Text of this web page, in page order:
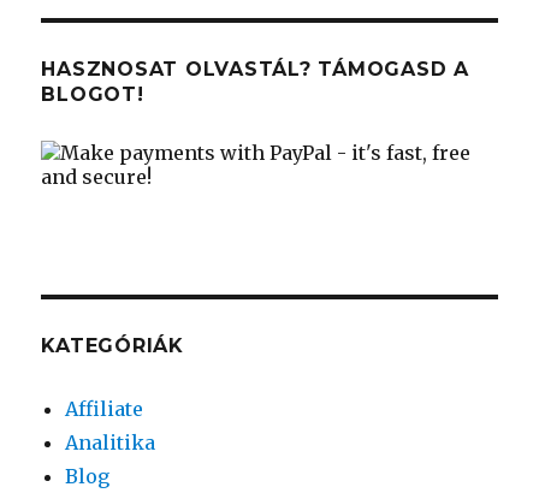
HASZNOSAT OLVASTÁL? TÁMOGASD A
BLOGOT!
KATEGÓRIÁK
Affiliate
Analitika
Blog